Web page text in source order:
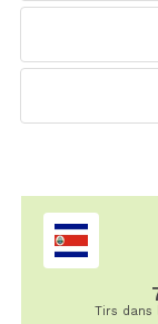
Tirs dans